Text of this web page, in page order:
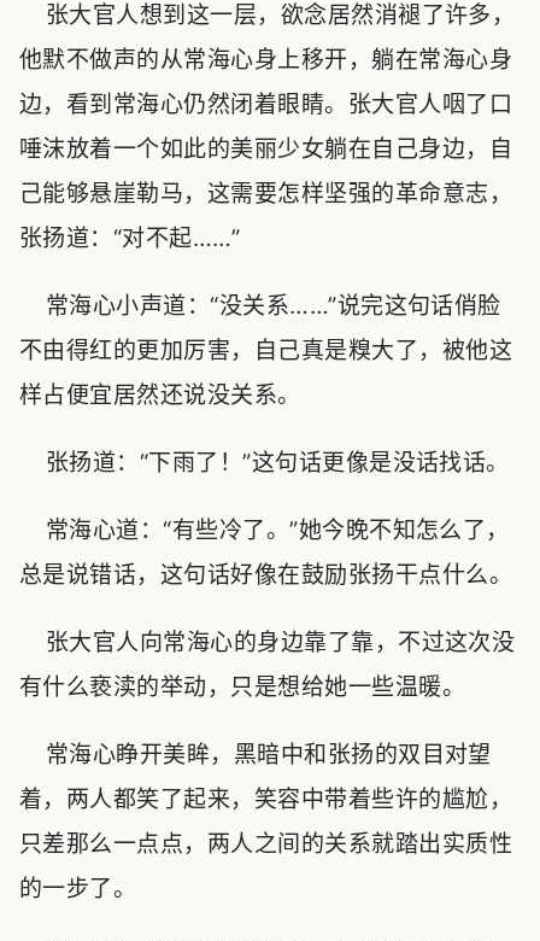
张大官人想到这一层，欲念居然消褪了许多，
他默不做声的从常海心身上移开，躺在常海心身
边，看到常海心仍然闭着眼睛。张大官人咽了口
唾沫放着一个如此的美丽少女躺在自己身边，自
己能够悬崖勒马，这需要怎样坚强的革命意志，
张扬道：“对不起……”
常海心小声道：“没关系……”说完这句话俏脸
不由得红的更加厉害，自己真是糗大了，被他这
样占便宜居然还说没关系。
张扬道：“下雨了！”这句话更像是没话找话。
常海心道：“有些冷了。”她今晚不知怎么了，
总是说错话，这句话好像在鼓励张扬干点什么。
张大官人向常海心的身边靠了靠，不过这次没
有什么亵渎的举动，只是想给她一些温暖。
常海心睁开美眸，黑暗中和张扬的双目对望
着，两人都笑了起来，笑容中带着些许的尴尬，
只差那么一点点，两人之间的关系就踏出实质性
的一步了。